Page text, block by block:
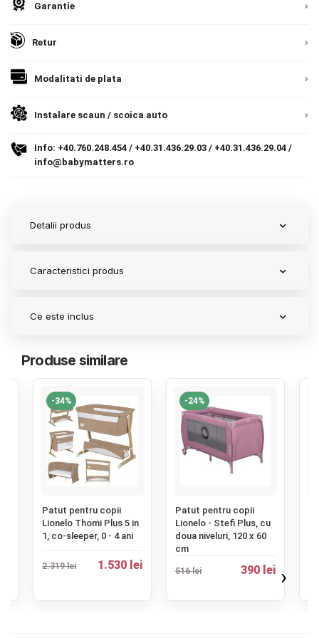
Copyright 2026 BabyMatters
Garantie
Retur
Modalitati de plata
Instalare scaun / scoica auto
Info: +40.760.248.454 / +40.31.436.29.03 / +40.31.436.29.04 /
info@babymatters.ro
Detalii produs
Caracteristici produs
Ce este inclus
Produse similare
-34%
Patut pentru copii
Lionelo Thomi Plus 5 in
1, co-sleeper, 0 - 4 ani
2.319 lei 1.530 lei
-24%
Patut pentru copii
Lionelo - Stefi Plus, cu
doua niveluri, 120 x 60
cm
516 lei 390 lei ›